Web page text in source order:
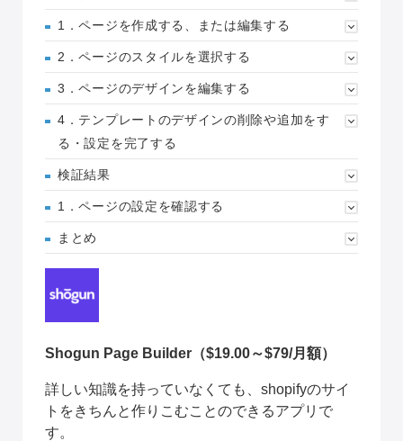
1．ページを作成する、または編集する
2．ページのスタイルを選択する
3．ページのデザインを編集する
4．テンプレートのデザインの削除や追加をす
る・設定を完了する
検証結果
1．ページの設定を確認する
まとめ
Shogun Page Builder （$19.00～$79/月額）
詳しい知識を持っていなくても、shopifyのサイ
トをきちんと作りこむことのできるアプリで
す。